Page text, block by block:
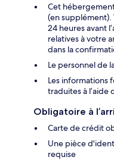
Cet
(en
24 heures avant
relatives à votre
dans la
Le personnel de
Les informations
traduites à l’aide
Obligatoire à
Carte de crédit
Une pièce
requise